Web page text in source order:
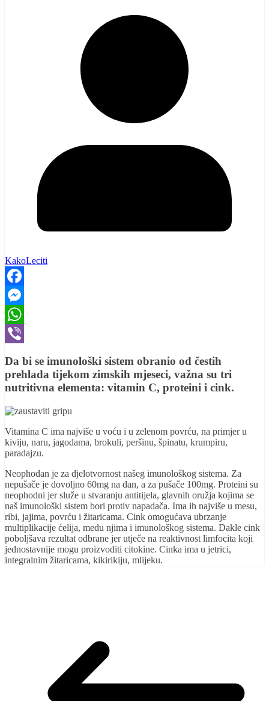
KakoLeciti
Facebook
Messenger
WhatsApp
Da bi se imunološki sistem obranio od čestih
prehlada tijekom zimskih mjeseci, važna su tri
nutritivna elementa: vitamin C, proteini i cink.
Vitamina C ima najviše u voću i u zelenom povrću, na primjer u
kiviju, naru, jagodama, brokuli, peršinu, špinatu, krumpiru,
paradajzu.
Neophodan je za djelotvornost našeg imunološkog sistema. Za
nepušače je dovoljno 60mg na dan, a za pušače 100mg. Proteini su
neophodni jer služe u stvaranju antitijela, glavnih oružja kojima se
naš imunološki sistem bori protiv napadača. Ima ih najviše u mesu,
ribi, jajima, povrću i žitaricama. Cink omogućava ubrzanje
multiplikacije ćelija, medu njima i imunološkog sistema. Dakle cink
poboljšava rezultat odbrane jer utječe na reaktivnost limfocita koji
jednostavnije mogu proizvoditi citokine. Cinka ima u jetrici,
integralnim žitaricama, kikirikiju, mlijeku.